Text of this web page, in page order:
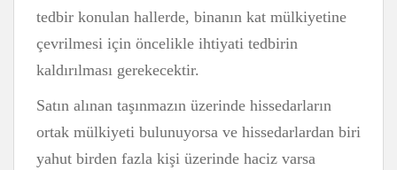
tedbir konulan hallerde, binanın kat mülkiyetine
çevrilmesi için öncelikle ihtiyati tedbirin
kaldırılması gerekecektir.
Satın alınan taşınmazın üzerinde hissedarların
ortak mülkiyeti bulunuyorsa ve hissedarlardan biri
yahut birden fazla kişi üzerinde haciz varsa